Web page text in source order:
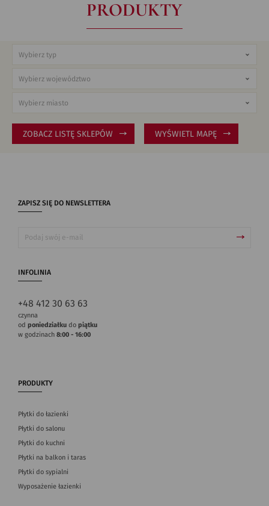
PRODUKTY
ZOBACZ LISTĘ SKLEPÓW WYŚWIETL MAPĘ
ZAPISZ SIĘ DO NEWSLETTERA
INFOLINIA
+48 412 30 63 63
czynna
od poniedziałku do piątku
w godzinach 8:00 - 16:00
PRODUKTY
Płytki do łazienki
Płytki do salonu
Płytki do kuchni
Płytki na balkon i taras
Płytki do sypialni
Wyposażenie łazienki